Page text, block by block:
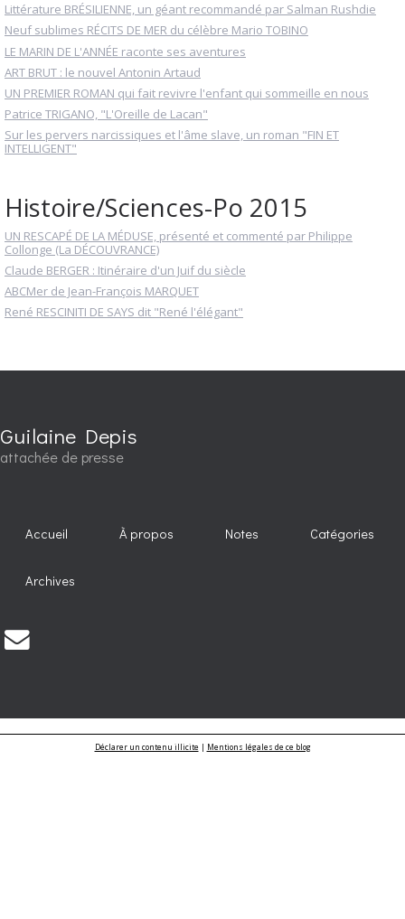
Littérature BRÉSILIENNE, un géant recommandé par Salman Rushdie
Neuf sublimes RÉCITS DE MER du célèbre Mario TOBINO
LE MARIN DE L'ANNÉE raconte ses aventures
ART BRUT : le nouvel Antonin Artaud
UN PREMIER ROMAN qui fait revivre l'enfant qui sommeille en nous
Patrice TRIGANO, "L'Oreille de Lacan"
Sur les pervers narcissiques et l'âme slave, un roman "FIN ET
INTELLIGENT"
Histoire/Sciences-Po 2015
UN RESCAPÉ DE LA MÉDUSE, présenté et commenté par Philippe
Collonge (La DÉCOUVRANCE)
Claude BERGER : Itinéraire d'un Juif du siècle
ABCMer de Jean-François MARQUET
René RESCINITI DE SAYS dit "René l'élégant"
Guilaine Depis
attachée de presse
Accueil À propos Notes Catégories
Archives
Déclarer un contenu illicite| Mentions légales de ce blog